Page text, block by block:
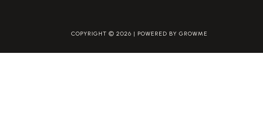
COPYRIGHT © 2026 | POWERED BY GROWME